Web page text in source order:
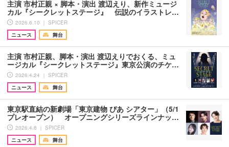
主演 市村正親 × 脚本・演出 渡辺えり、新作ミュージ
カル『シークレットステージ』 伝説のイラストレ…
2026.6.10 ｜ SPICER
ニュース
舞台
主演 市村正親、脚本・演出 渡辺えりでおくる、ミュ
ージカル『シークレットステージ』東京公演のチケ…
2026.4.24 ｜ SPICER
ニュース
舞台
東京駅直結の新劇場「東京建物 ぴあ シアター」（5/1
プレオープン） オープニングシリーズラインナッ…
2026.4.8 ｜ SPICER
ニュース
舞台